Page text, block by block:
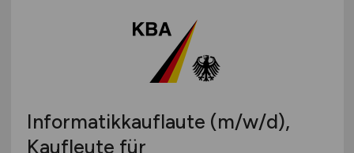
Leitung / Management
Projektmanagement
SAP / ERP Beratung
Arbeitnehmerüberlassung
geringfügige Beschäftigung / Minijob
Berufseinstieg / Trainee
Studentenjobs / Werkstudenten
Ausbildung / Studium
Mecklenburg-Vorpommern
Niedersachsen
Informatikkauflaute (m/w/d),
Kaufleute für